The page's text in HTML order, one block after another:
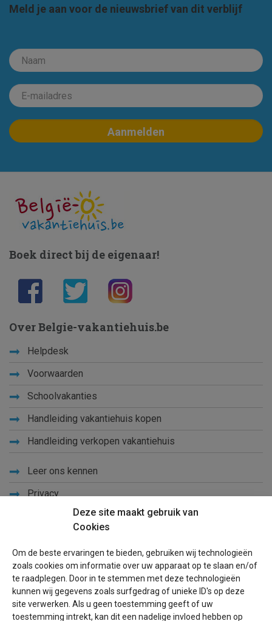
Meld je aan voor de nieuwsbrief van dit verblijf
Deze site maakt gebruik van
Cookies
Om de beste ervaringen te bieden, gebruiken wij technologieën
zoals cookies om informatie over uw apparaat op te slaan en/of
te raadplegen. Door in te stemmen met deze technologieën
kunnen wij gegevens zoals surfgedrag of unieke ID's op deze
site verwerken. Als u geen toestemming geeft of uw
toestemming intrekt, kan dit een nadelige invloed hebben op
Boek direct bij de eigenaar!
Over Belgie-vakantiehuis.be
Helpdesk
Voorwaarden
Schoolvakanties
Handleiding vakantiehuis kopen
Handleiding verkopen vakantiehuis
Leer ons kennen
Privacy
Blog
Voor eigenaren
Een advertentie plaatsen